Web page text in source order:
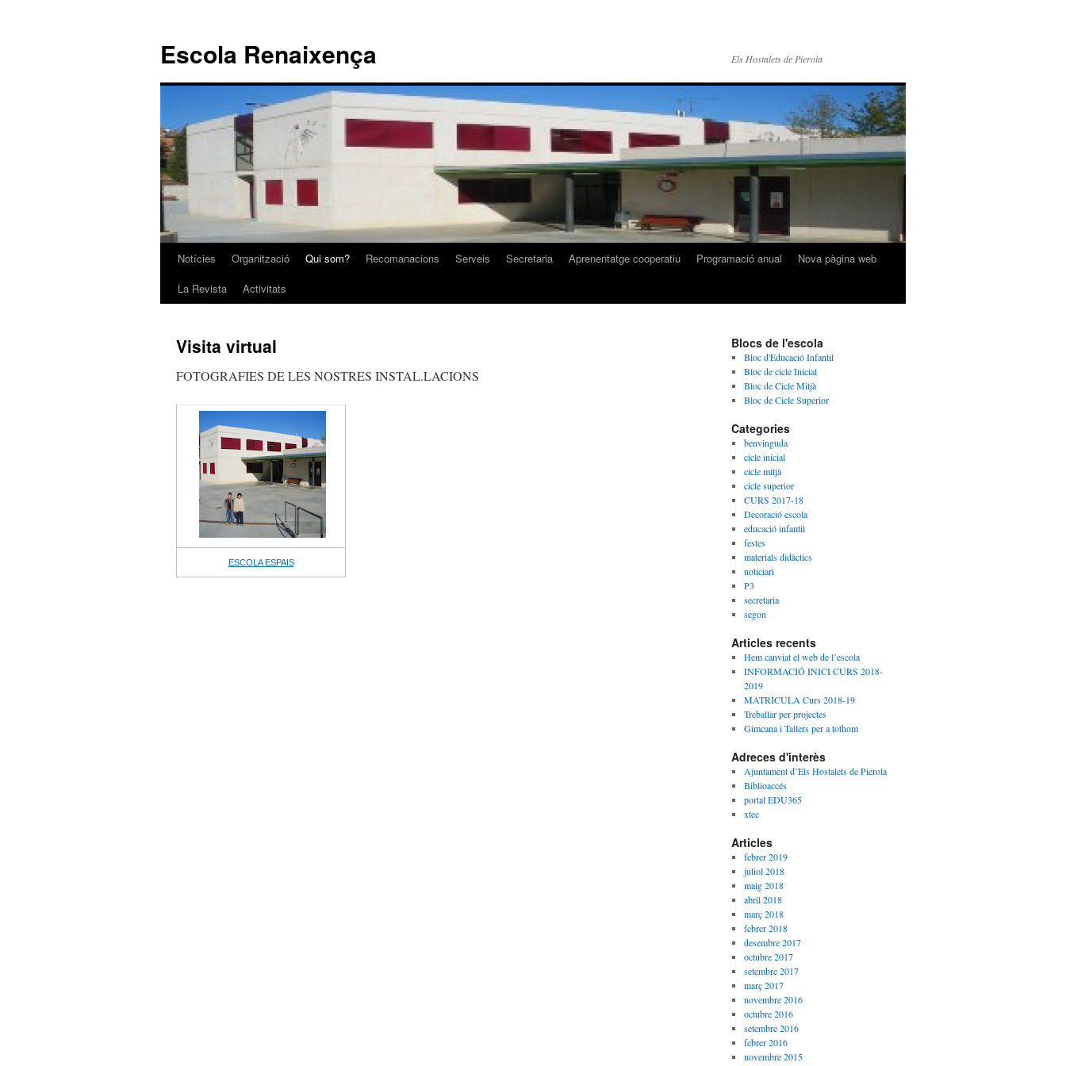
Escola Renaixença Els Hostalets de Pierola
VésNotícies Organització Qui som? Recomanacions Serveis Secretaria Aprenentatge cooperatiu Programació anual
Nova pàgina web
La Revista
Activitats
Visita virtual
FOTOGRAFIES DE LES NOSTRES INSTAL.LACIONS
ESCOLA ESPAIS
Blocs de l'escola
Bloc d'Educació Infantil
Bloc de cicle Inicial
Bloc de Cicle Mitjà
Bloc de Cicle Superior
Categories
benvinguda
cicle inicial
cicle mitjà
cicle superior
CURS 2017-18
Decoració escola
educació infantil
festes
materials didàctics
noticiari
P3
secretaria
segon
Articles recents
Hem canviat el web de l’escola
INFORMACIÓ INICI CURS 2018-
2019
MATRÍCULA Curs 2018-19
Treballar per projectes
Gimcana i Tallers per a tothom
Adreces d'interès
Ajuntament d’Els Hostalets de Pierola
Biblioaccés
portal EDU365
xtec
Articles
febrer 2019
juliol 2018
maig 2018
abril 2018
març 2018
febrer 2018
desembre 2017
octubre 2017
setembre 2017
març 2017
novembre 2016
octubre 2016
setembre 2016
febrer 2016
novembre 2015